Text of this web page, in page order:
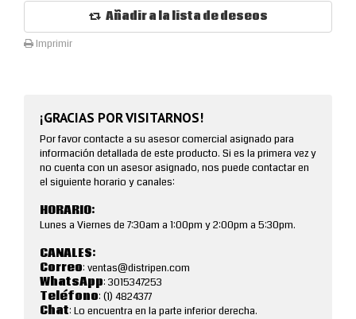
Añadir a la lista de deseos
Imprimir
¡GRACIAS POR VISITARNOS!
Por favor contacte a su asesor comercial asignado para
información detallada de este producto. Si es la primera vez y
no cuenta con un asesor asignado, nos puede contactar en
el siguiente horario y canales:
HORARIO:
Lunes a Viernes de 7:30am a 1:00pm y 2:00pm a 5:30pm.
CANALES:
Correo: ventas@distripen.com
WhatsApp: 3015347253
Teléfono: (1) 4824377
Chat: Lo encuentra en la parte inferior derecha.